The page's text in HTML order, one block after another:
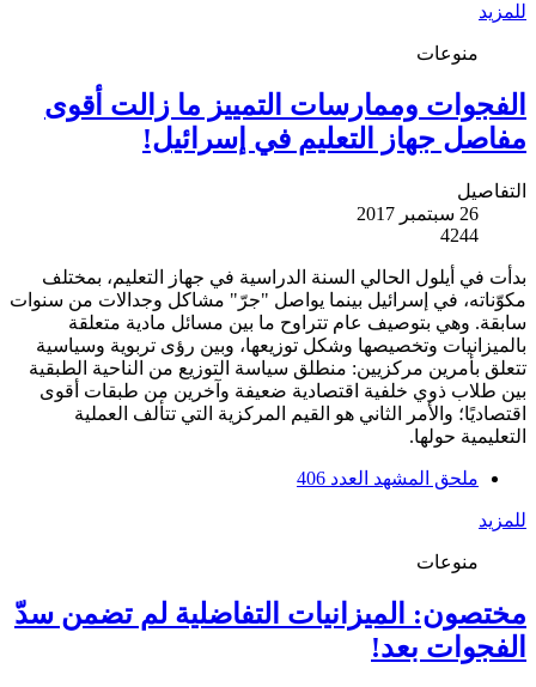
للمزيد
منوعات
الفجوات وممارسات التمييز ما زالت أقوى
مفاصل جهاز التعليم في إسرائيل!
التفاصيل
26 سبتمبر 2017
4244
بدأت في أيلول الحالي السنة الدراسية في جهاز التعليم، بمختلف
مكوّناته، في إسرائيل بينما يواصل "جرّ" مشاكل وجدالات من سنوات
سابقة. وهي بتوصيف عام تتراوح ما بين مسائل مادية متعلقة
بالميزانيات وتخصيصها وشكل توزيعها، وبين رؤى تربوية وسياسية
تتعلق بأمرين مركزيين: منطلق سياسة التوزيع من الناحية الطبقية
بين طلاب ذوي خلفية اقتصادية ضعيفة وآخرين من طبقات أقوى
اقتصاديًا؛ والأمر الثاني هو القيم المركزية التي تتألف العملية
التعليمية حولها.
ملحق المشهد العدد 406
للمزيد
منوعات
مختصون: الميزانيات التفاضلية لم تضمن سدّ
الفجوات بعد!